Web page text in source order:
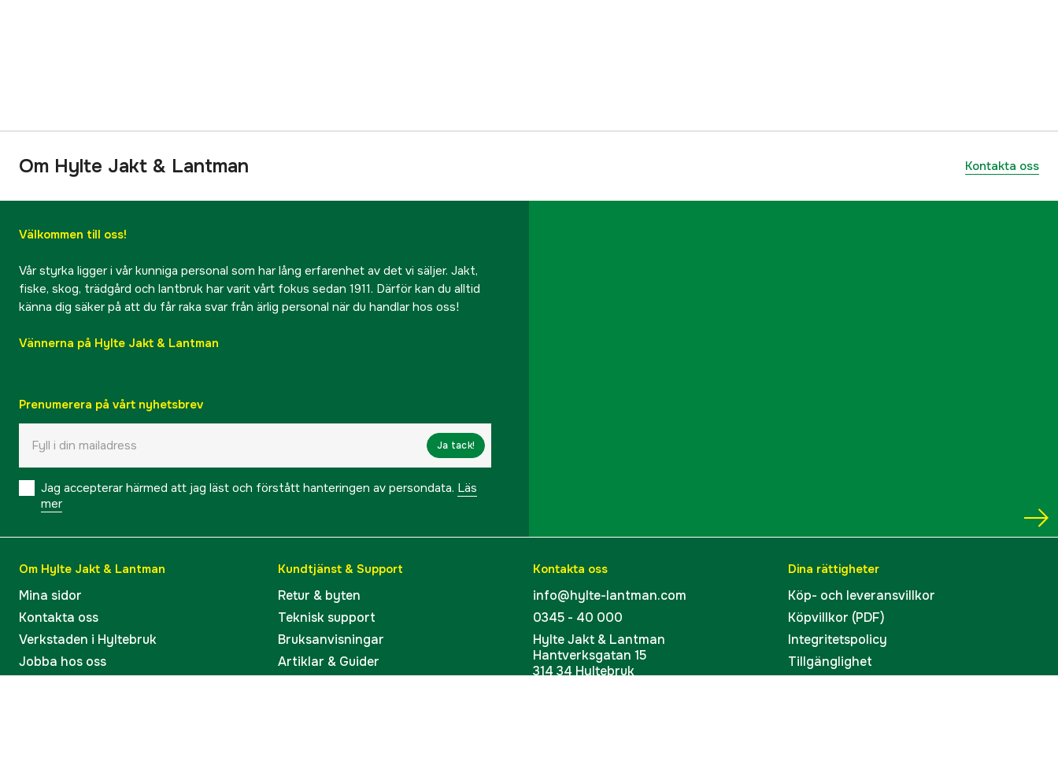
Om Hylte Jakt & Lantman Kontakta oss
Välkommen till oss!
Vår styrka ligger i vår kunniga personal som har lång erfarenhet av det vi säljer. Jakt,
fiske, skog, trädgård och lantbruk har varit vårt fokus sedan 1911. Därför kan du alltid
känna dig säker på att du får raka svar från ärlig personal när du handlar hos oss!
Vännerna på Hylte Jakt & Lantman
Prenumerera på vårt nyhetsbrev
Ja tack!
Jag accepterar härmed att jag läst och förstått hanteringen av persondata. Läs
mer
Om Hylte Jakt & Lantman
Mina sidor
Kontakta oss
Verkstaden i Hyltebruk
Jobba hos oss
Kundtjänst & Support
Retur & byten
Teknisk support
Bruksanvisningar
Artiklar & Guider
Kontakta oss
info@hylte-lantman.com
0345 - 40 000
Hylte Jakt & Lantman
Hantverksgatan 15
314 34 Hyltebruk
Dina rättigheter
Köp- och leveransvillkor
Köpvillkor (PDF)
Integritetspolicy
Tillgänglighet